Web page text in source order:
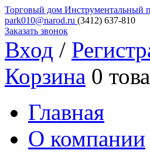
Торговый дом Инструментальный
park010@narod.ru (3412) 637-810
Заказать звонок
Вход /
Корзина 0
Главная
О компании